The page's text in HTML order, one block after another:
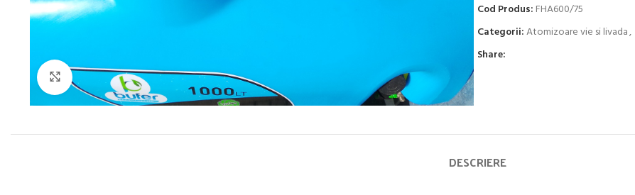
Click to enlarge
Cod Produs: FHA600/75
Categorii:Atomizoare vie si livada,
Share:
DESCRIERE